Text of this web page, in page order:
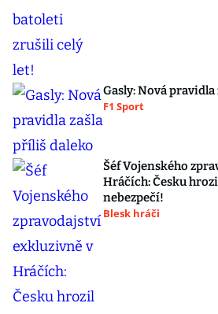
Gasly: Nová
F1 Sport
Šéf Vojenského
Hráčích: Česku
nebezpečí!
Blesk hráči